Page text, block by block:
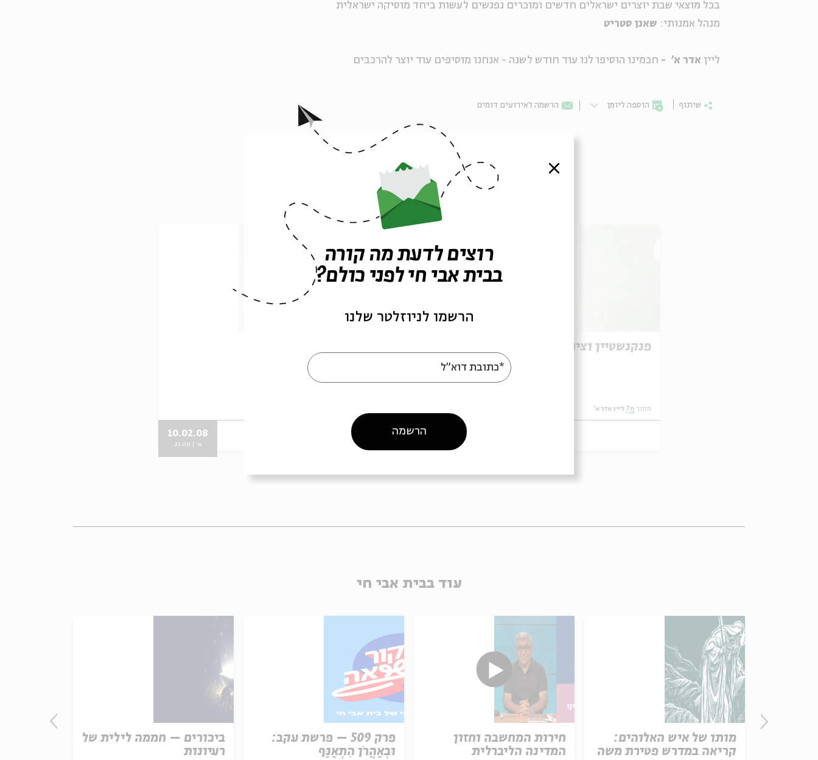
בכל מוצאי שבת יוצרים ישראלים חדשים ומוכרים נפגשים לעשות ביחד מוסיקה ישראלית
מנהל אמנותי: שאנן סטריט
ליין אדר א' - חכמינו הוסיפו לנו עוד חודש לשנה - אנחנו מוסיפים עוד יוצר להרכבים
שיתוף הוספה ליומן הרשמה לאירועים דומים
אירועים נוספים בסדרה
פנקנשטיין וציון גולן
מתוך:ח7 ליין אדר א'
17.02.08
10.02.08
א' | 21:00
עוד בבית אבי חי
ביכורים – חממה לילית של
רעיונות
פרק 509 – פרשת עקב:
וּבְאַהֲרֹן הִתְאַנַּף
חירות המחשבה וחזון
המדינה הליברלית
מותו של איש האלוהים:
קריאה במדרש פטירת משה
סגור
רוצים לדעת מה קורה
בבית אבי חי לפני כולם?
הרשמו לניוזלטר שלנו
*כתובת דוא"ל
הרשמה